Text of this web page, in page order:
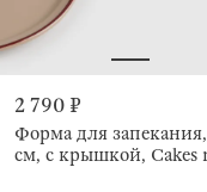
2 790 ₽
Форма для
см, с крышкой, Cakes